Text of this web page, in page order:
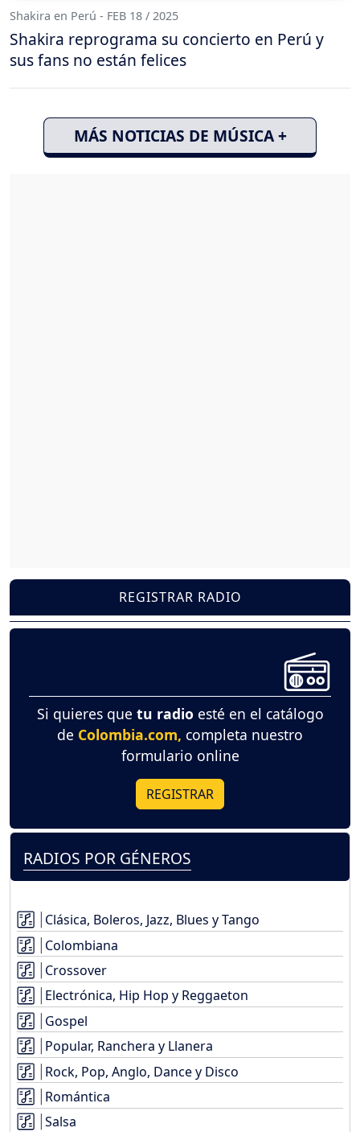
Shakira en Perú - FEB 18 / 2025
Shakira reprograma su concierto en Perú y
sus fans no están felices
MÁS NOTICIAS DE MÚSICA +
REGISTRAR RADIO
Si quieres que tu radio esté en el catálogo
de Colombia.com, completa nuestro
formulario online
REGISTRAR
RADIOS POR GÉNEROS
Clásica, Boleros, Jazz, Blues y Tango
Colombiana
Crossover
Electrónica, Hip Hop y Reggaeton
Gospel
Popular, Ranchera y Llanera
Rock, Pop, Anglo, Dance y Disco
Romántica
Salsa